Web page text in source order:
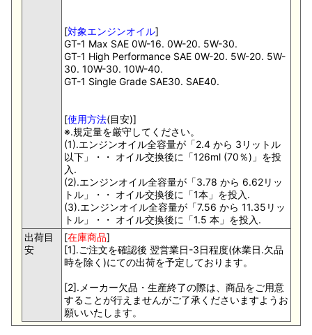
[対象エンジンオイル]
GT-1 Max SAE 0W-16. 0W-20. 5W-30.
GT-1 High Performance SAE 0W-20. 5W-20. 5W-
30. 10W-30. 10W-40.
GT-1 Single Grade SAE30. SAE40.
[使用方法(目安)]
※.規定量を厳守してください。
(1).エンジンオイル全容量が「2.4 から 3リットル
以下」・・ オイル交換後に「126ml (70％)」を投
入.
(2).エンジンオイル全容量が「3.78 から 6.62リッ
トル」・・ オイル交換後に「1本」を投入.
(3).エンジンオイル全容量が「7.56 から 11.35リッ
トル」・・ オイル交換後に「1.5 本」を投入.
出荷目
安
[在庫商品]
[1].ご注文を確認後 翌営業日-3日程度(休業日.欠品
時を除く)にての出荷を予定しております。
[2].メーカー欠品・生産終了の際は、商品をご用意
することが行えませんがご了承くださいますようお
願いいたします。